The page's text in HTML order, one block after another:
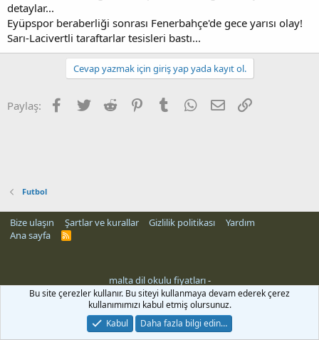
n
detaylar...
Eyüpspor beraberliği sonrası Fenerbahçe'de gece yarısı olay!
Sarı-Lacivertli taraftarlar tesisleri bastı...
Cevap yazmak için giriş yap yada kayıt ol.
Paylaş: Facebook
Twitter Reddit PinterestTumblr WhatsApp
E-posta
Futbol
Bize ulaşın Şartlar ve kurallar Gizlilik politikası
Yardım
Ana sayfa
R
malta dil okulu fiyatları-
Bu site çerezler kullanır. Bu siteyi kullanmaya devam ederek çerez
kullanımımızı kabul etmiş olursunuz.
Kabul
Daha fazla bilgi edin…